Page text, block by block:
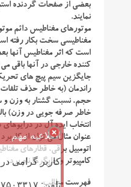
بعضی از صفحات گردنده
نمایند.
موتورهای مغناطیس دائم
مغناطیسی سخت بکار رفته
است که اثر مغناطیس آنها
کننده خارجی در آنها باقی
جایگزین سیم پیچ های
راندمان (به خاطر حذف
حجم، نسبت گشتار به وزن و
خاطر صرفه جویی در وزن)
انتخاب ایده آل در
عنوان مثال می توان از
اتومبیل برقی، قطارهای
کامپیوتر و چاپگرها نام برد.
فهرست مطالب
اطلاعیه مهم
کاربر گرامی
تلفن: ۰۹۱۴۷۵۰۳۳۱۷ (تلگرام یا تماس)